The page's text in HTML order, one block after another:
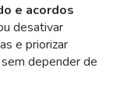
e acordos
desativar
e priorizar
depender de